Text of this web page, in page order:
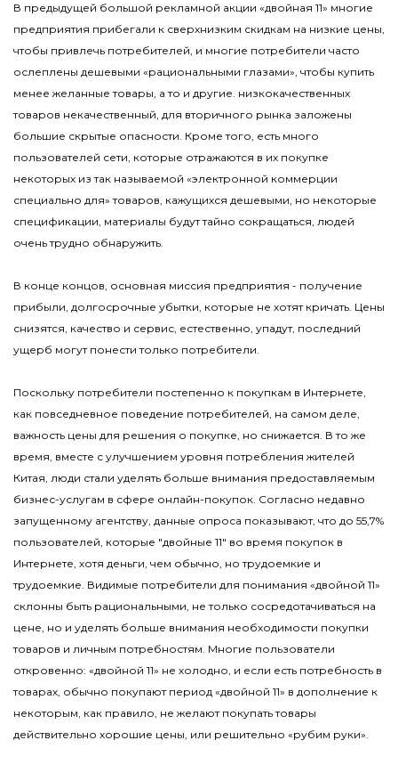
В предыдущей большой рекламной акции «двойная 11» многие
предприятия прибегали к сверхнизким скидкам на низкие цены,
чтобы привлечь потребителей, и многие потребители часто
ослеплены дешевыми «рациональными глазами», чтобы купить
менее желанные товары, а то и другие. низкокачественных
товаров некачественный, для вторичного рынка заложены
большие скрытые опасности. Кроме того, есть много
пользователей сети, которые отражаются в их покупке
некоторых из так называемой «электронной коммерции
специально для» товаров, кажущихся дешевыми, но некоторые
спецификации, материалы будут тайно сокращаться, людей
очень трудно обнаружить.
В конце концов, основная миссия предприятия - получение
прибыли, долгосрочные убытки, которые не хотят кричать. Цены
снизятся, качество и сервис, естественно, упадут, последний
ущерб могут понести только потребители.
Поскольку потребители постепенно к покупкам в Интернете,
как повседневное поведение потребителей, на самом деле,
важность цены для решения о покупке, но снижается. В то же
время, вместе с улучшением уровня потребления жителей
Китая, люди стали уделять больше внимания предоставляемым
бизнес-услугам в сфере онлайн-покупок. Согласно недавно
запущенному агентству, данные опроса показывают, что до 55,7%
пользователей, которые "двойные 11" во время покупок в
Интернете, хотя деньги, чем обычно, но трудоемкие и
трудоемкие. Видимые потребители для понимания «двойной 11»
склонны быть рациональными, не только сосредотачиваться на
цене, но и уделять больше внимания необходимости покупки
товаров и личным потребностям. Многие пользователи
откровенно: «двойной 11» не холодно, и если есть потребность в
товарах, обычно покупают период «двойной 11» в дополнение к
некоторым, как правило, не желают покупать товары
действительно хорошие цены, или решительно «рубим руки».